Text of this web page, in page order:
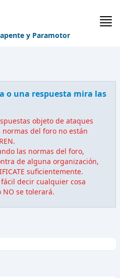
y Paramotor
o una respuesta mira las
objeto de ataques
del foro no están
las normas del foro,
de alguna organización,
suficientemente.
decir cualquier cosa
NO se tolerará.